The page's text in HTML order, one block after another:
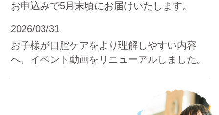
お申込みで5月末頃にお届けいたします。
2026/03/31
お子様が口腔ケアをより理解しやすい内容
へ、イベント動画をリニューアルしました。